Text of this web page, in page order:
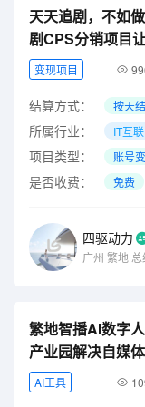
天天追剧，不如
剧CPS分销项目
变现项目
结算方式： 按天
所属行业： IT互
项目类型： 账号
是否收费： 免费
四驱动力
广州 繁地
繁地智播AI数字
产业园解决自媒
AI工具